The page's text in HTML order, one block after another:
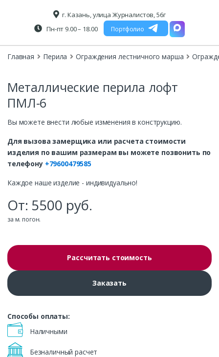
г. Казань, улица Журналистов, 56г
Пн-пт 9.00 – 18.00
Портфолио
Главная Перила Ограждения лестничного марша
Металлические перила лофт
ПМЛ-6
Вы можете внести любые изменения в конструкцию.
Для вызова замерщика или расчета стоимости
изделия по вашим размерам вы можете позвонить по
телефону +79600479585
Каждое наше изделие - индивидуально!
От: 5500 руб.
за м. погон.
Рассчитать стоимость
Заказать
Способы оплаты:
Наличными
Безналичный расчет